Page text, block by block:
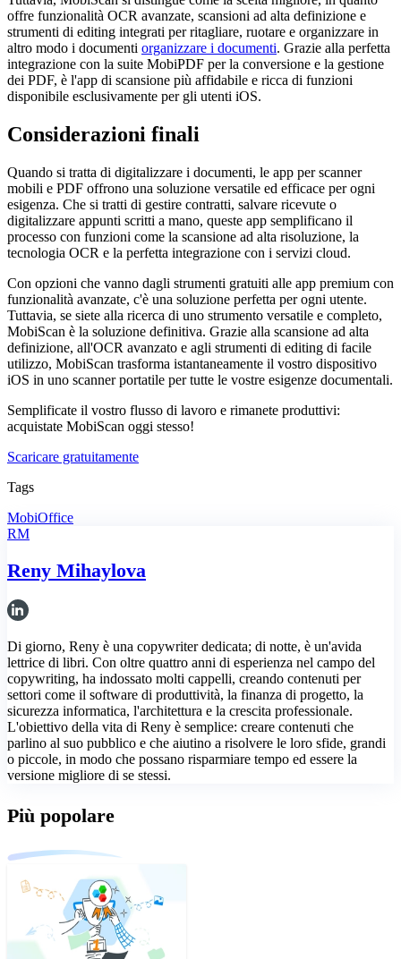
offre funzionalità OCR avanzate, scansioni ad alta definizione e
strumenti di editing integrati per ritagliare, ruotare e organizzare in
altro modo i documenti organizzare i documenti. Grazie alla perfetta
integrazione con la suite MobiPDF per la conversione e la gestione
dei PDF, è l'app di scansione più affidabile e ricca di funzioni
disponibile esclusivamente per gli utenti iOS.
Considerazioni finali
Quando si tratta di digitalizzare i documenti, le app per scanner
mobili e PDF offrono una soluzione versatile ed efficace per ogni
esigenza. Che si tratti di gestire contratti, salvare ricevute o
digitalizzare appunti scritti a mano, queste app semplificano il
processo con funzioni come la scansione ad alta risoluzione, la
tecnologia OCR e la perfetta integrazione con i servizi cloud.
Con opzioni che vanno dagli strumenti gratuiti alle app premium con
funzionalità avanzate, c'è una soluzione perfetta per ogni utente.
Tuttavia, se siete alla ricerca di uno strumento versatile e completo,
MobiScan è la soluzione definitiva. Grazie alla scansione ad alta
definizione, all'OCR avanzato e agli strumenti di editing di facile
utilizzo, MobiScan trasforma istantaneamente il vostro dispositivo
iOS in uno scanner portatile per tutte le vostre esigenze documentali.
Semplificate il vostro flusso di lavoro e rimanete produttivi:
acquistate MobiScan oggi stesso!
Scaricare gratuitamente
Tags
MobiOffice
RM
Reny Mihaylova
Di giorno, Reny è una copywriter dedicata; di notte, è un'avida
lettrice di libri. Con oltre quattro anni di esperienza nel campo del
copywriting, ha indossato molti cappelli, creando contenuti per
settori come il software di produttività, la finanza di progetto, la
sicurezza informatica, l'architettura e la crescita professionale.
L'obiettivo della vita di Reny è semplice: creare contenuti che
parlino al suo pubblico e che aiutino a risolvere le loro sfide, grandi
o piccole, in modo che possano risparmiare tempo ed essere la
versione migliore di se stessi.
Più popolare